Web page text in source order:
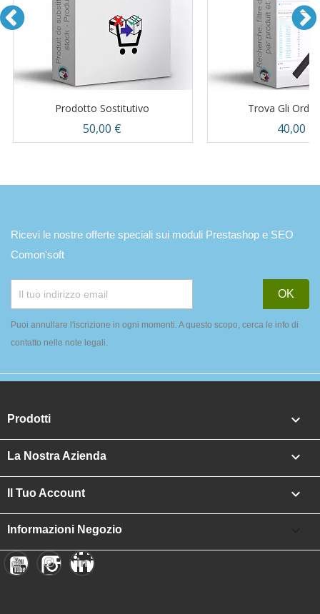
Prodotto Sostitutivo
Prezzo
50,00 €
Trova Gli
Prezzo
40,00 €
Ricevi le nostre offerte speciali sui moduli Prestashop e SEO
Comon'soft
Puoi annullare l'iscrizione in ogni momenti. A questo scopo, cerca le info di
contatto nelle note legali.
Prodotti 
La Nostra Azienda 
Il Tuo Account 
Informazioni Negozio